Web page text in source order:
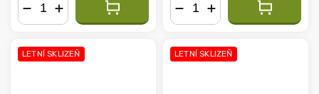
LETNÍ SKLIZEŇ LETNÍ SKLIZEŇ